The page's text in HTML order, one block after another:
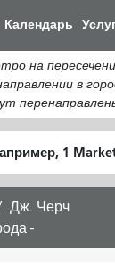
Календарь
на
в
Дж. Черч
-